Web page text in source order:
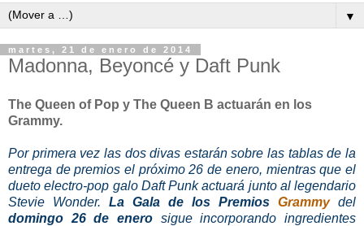
▼
martes, 21 de enero de 2014
Madonna, Beyoncé y Daft Punk
The Queen of Pop y The Queen B actuarán en los
Grammy.
Por primera vez las dos divas estarán sobre las tablas de la
entrega de premios el próximo 26 de enero, mientras que el
dueto electro-pop galo Daft Punk actuará junto al legendario
Stevie Wonder. La Gala de los Premios Grammydel
domingo 26 de enero sigue incorporando ingredientes